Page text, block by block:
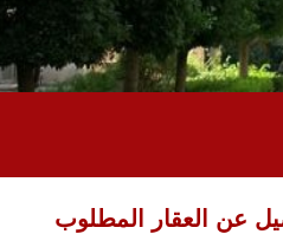
عن العقار المطلوب